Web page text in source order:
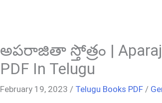
అపరాజితా స్తోత్రం |
PDF In Telugu
February 19, 2023 / Telugu Books PDF /